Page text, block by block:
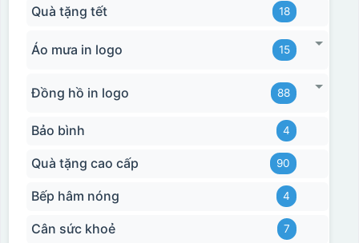
Quà tặng tết 18
Áo mưa in logo 15
Đồng hồ in logo 88
Bảo bình 4
Quà tặng cao cấp 90
Bếp hâm nóng 4
Cân sức khoẻ 7